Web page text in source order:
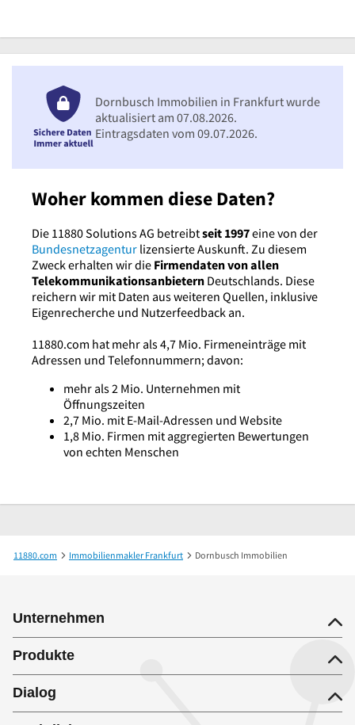
Woher kommen diese Daten?
Die 11880 Solutions AG betreibtseit 1997eine von der
Bundesnetzagentur lizensierte Auskunft. Zu diesem
Zweck erhalten wir die Firmendaten von allen
Telekommunikationsanbietern Deutschlands. Diese
reichern wir mit Daten aus weiteren Quellen, inklusive
Eigenrecherche und Nutzerfeedback an.
11880.com hat mehr als 4,7 Mio. Firmeneinträge mit
Adressen und Telefonnummern; davon:
mehr als 2 Mio. Unternehmen mit
Öffnungszeiten
2,7 Mio. mit E-Mail-Adressen und Website
1,8 Mio. Firmen mit aggregierten Bewertungen
von echten Menschen
Dornbusch Immobilien in Frankfurt wurde
aktualisiert am 07.08.2026.
Eintragsdaten vom 09.07.2026.
11880.com Immobilienmakler Frankfurt Dornbusch Immobilien
Unternehmen
Produkte
Dialog